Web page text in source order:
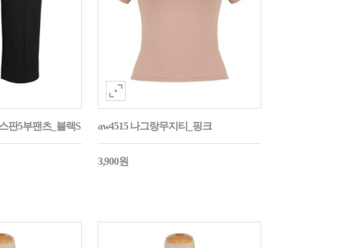
판5부팬츠_블랙S aw4515 나그랑무지티_핑크
3,900원